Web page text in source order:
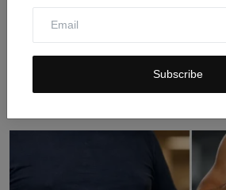
Subscribe
Diet Rendah Karbohidrat dan